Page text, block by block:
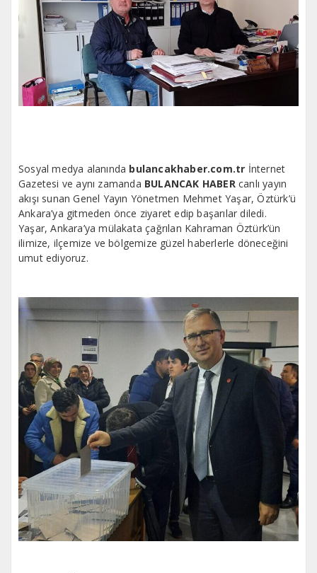
Sosyal medya alanında bulancakhaber.com.tr İnternet
Gazetesi ve aynı zamanda BULANCAK HABERcanlı yayın
akışı sunan Genel Yayın Yönetmen Mehmet Yaşar, Öztürk’ü
Ankara’ya gitmeden önce ziyaret edip başarılar diledi.
Yaşar, Ankara’ya mülakata çağrılan Kahraman Öztürk’ün
ilimize, ilçemize ve bölgemize güzel haberlerle döneceğini
umut ediyoruz.